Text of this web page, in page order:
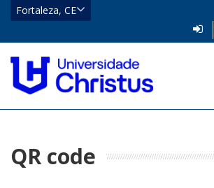
CE
Fortaleza, CE
LOGIN
Localizar
QR code
HOME
GRADUAÇÃO +
PÓS-GRADUAÇÃO +